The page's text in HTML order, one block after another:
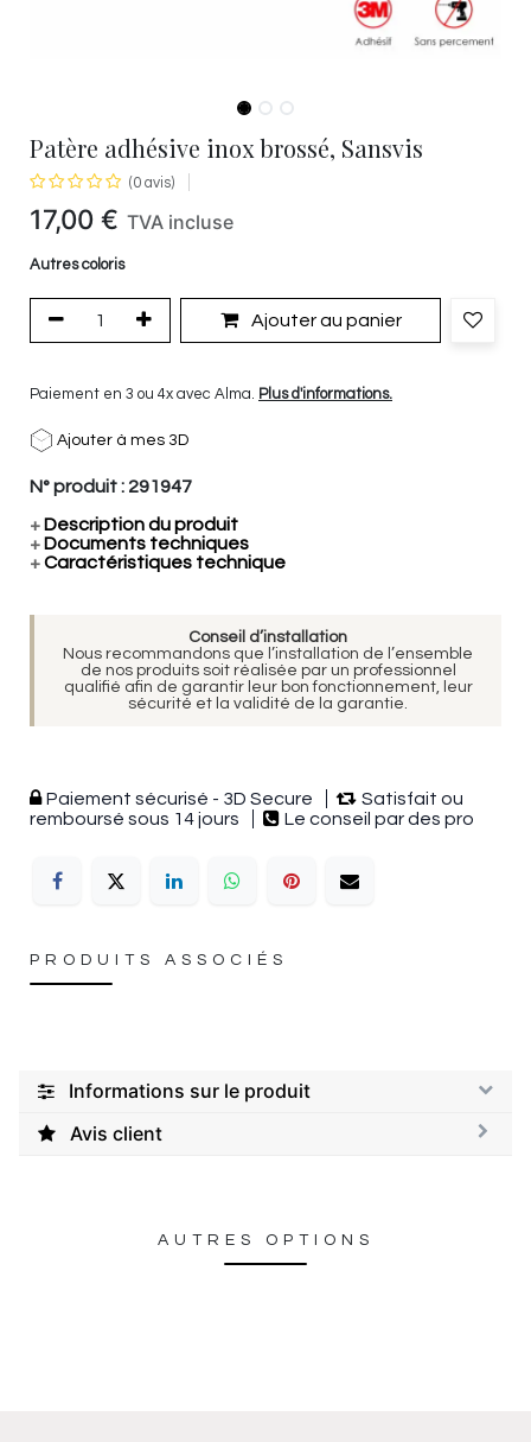
Patère adhésive inox brossé, Sansvis
(0 avis)
17,00 € TVA incluse
Autres coloris
Ajouter au panier
Paiement en 3 ou 4x avec Alma. Plus d'informations.
Ajouter à mes 3D
N° produit : 291947
+ Description du produit
+ Documents techniques
+Caractéristiques technique
Conseil d’installation
Nous recommandons que l’installation de l’ensemble
de nos produits soit réalisée par un professionnel
qualifié afin de garantir leur bon fonctionnement, leur
sécurité et la validité de la garantie.
Paiement sécurisé - 3D Secure
Satisfait ou
remboursé sous 14 jours
Le conseil par des pro
PRODUITS ASSOCIÉS
Informations sur le produit
Avis client
AUTRES OPTIONS